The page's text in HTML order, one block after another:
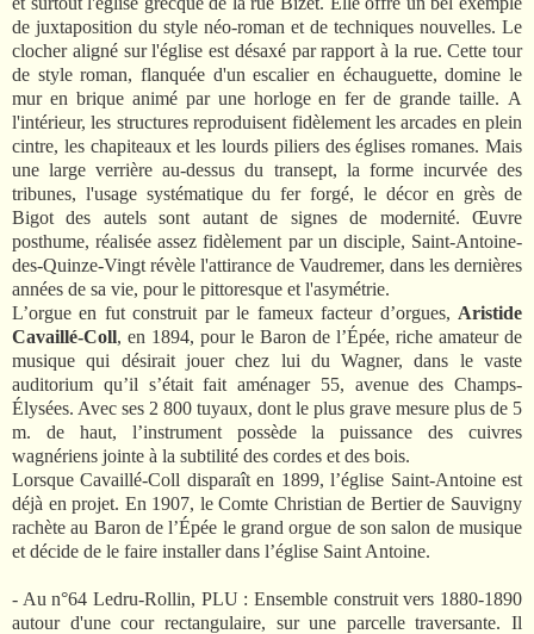
de juxtaposition du style néo-roman et de techniques nouvelles. Le
clocher aligné sur l'église est désaxé par rapport à la rue. Cette tour
de style roman, flanquée d'un escalier en échauguette, domine le
mur en brique animé par une horloge en fer de grande taille. A
l'intérieur, les structures reproduisent fidèlement les arcades en plein
cintre, les chapiteaux et les lourds piliers des églises romanes. Mais
une large verrière au-dessus du transept, la forme incurvée des
tribunes, l'usage systématique du fer forgé, le décor en grès de
Bigot des autels sont autant de signes de modernité. Œuvre
posthume, réalisée assez fidèlement par un disciple, Saint-Antoine-
des-Quinze-Vingt révèle l'attirance de Vaudremer, dans les dernières
années de sa vie, pour le pittoresque et l'asymétrie.
L’orgue en fut construit par le fameux facteur d’orgues, Aristide
Cavaillé-Coll, en 1894, pour le Baron de l’Épée, riche amateur de
musique qui désirait jouer chez lui du Wagner, dans le vaste
auditorium qu’il s’était fait aménager 55, avenue des Champs-
Élysées. Avec ses 2 800 tuyaux, dont le plus grave mesure plus de 5
m. de haut, l’instrument possède la puissance des cuivres
wagnériens jointe à la subtilité des cordes et des bois.
Lorsque Cavaillé-Coll disparaît en 1899, l’église Saint-Antoine est
déjà en projet. En 1907, le Comte Christian de Bertier de Sauvigny
rachète au Baron de l’Épée le grand orgue de son salon de musique
et décide de le faire installer dans l’église Saint Antoine.
- Au n°64 Ledru-Rollin, PLU : Ensemble construit vers 1880-1890
autour d'une cour rectangulaire, sur une parcelle traversante. Il